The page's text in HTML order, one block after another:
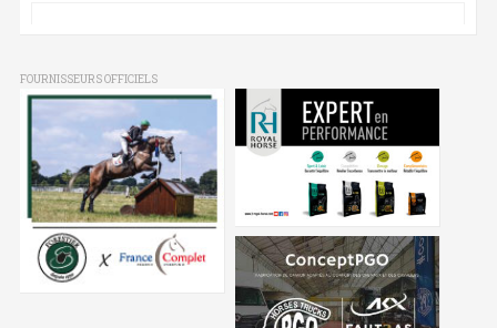
FOURNISSEURS OFFICIELS